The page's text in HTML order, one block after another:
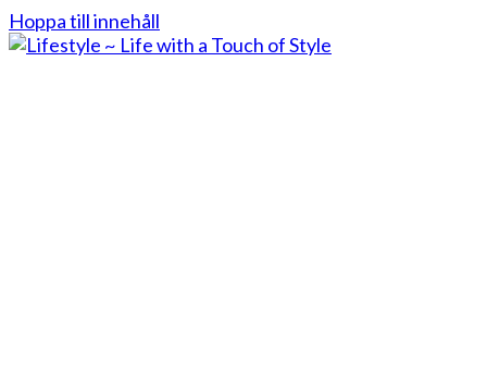
Hoppa till innehåll